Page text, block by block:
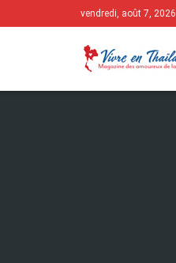
vendredi, août 7, 2026